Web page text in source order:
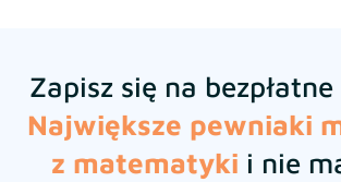
Zapisz się na
Największe pewniaki
z matematyki i nie